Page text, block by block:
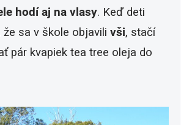
hodí aj na vlasy. Keď deti
sa v škole objavili vši, stačí
pár kvapiek tea tree oleja do